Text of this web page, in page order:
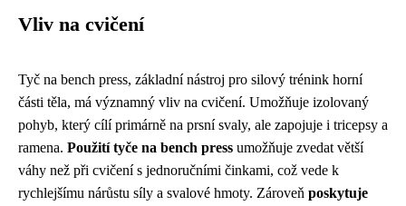
Vliv na cvičení
Tyč na bench press, základní nástroj pro silový trénink horní
části těla, má významný vliv na cvičení. Umožňuje izolovaný
pohyb, který cílí primárně na prsní svaly, ale zapojuje i tricepsy a
ramena. Použití tyče na bench press umožňuje zvedat větší
váhy než při cvičení s jednoručními činkami, což vede k
rychlejšímu nárůstu síly a svalové hmoty. Zároveň poskytuje